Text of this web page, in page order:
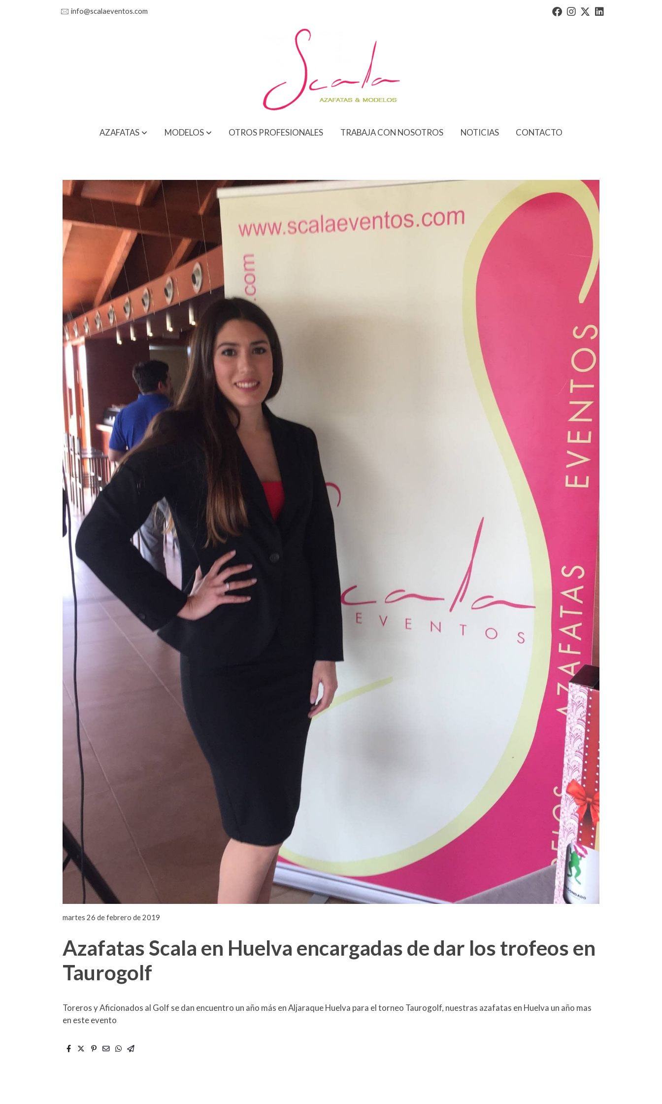
🖂 info@scalaeventos.com
AZAFATAS MODELOS OTROS PROFESIONALES TRABAJA CON NOSOTROS NOTICIAS CONTACTO
martes 26 de febrero de 2019
Azafatas Scala en Huelva encargadas de dar los trofeos en
Taurogolf
Toreros y Aficionados al Golf se dan encuentro un año más en Aljaraque Huelva para el torneo Taurogolf, nuestras azafatas en Huelva un año mas
en este evento